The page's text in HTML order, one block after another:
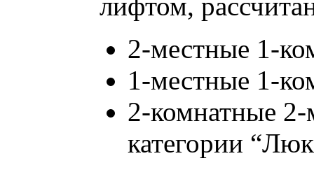
лифтом,
2-местные 1-
1-местные 1-
2-комнатные
категории